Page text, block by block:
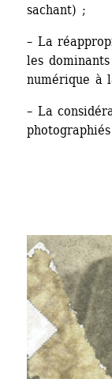
sachant) ;
– La
les
numérique à
– La